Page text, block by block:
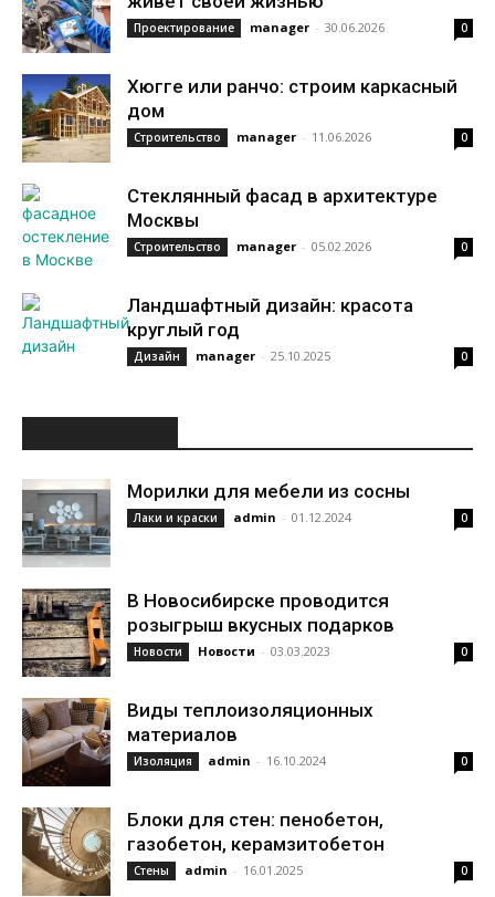
Проектирование manager - 30.06.2026 0
Хюгге или ранчо: строим каркасный
дом
Строительство manager - 11.06.2026 0
Стеклянный фасад в архитектуре
Москвы
Строительство manager - 05.02.2026 0
Ландшафтный дизайн: красота
круглый год
Дизайн manager - 25.10.2025 0
Морилки для мебели из сосны
Лаки и краски admin - 01.12.2024 0
В Новосибирске проводится
розыгрыш вкусных подарков
Новости Новости - 03.03.2023 0
Виды теплоизоляционных
материалов
Изоляция admin - 16.10.2024 0
Блоки для стен: пенобетон,
газобетон, керамзитобетон
Стены admin - 16.01.2025 0